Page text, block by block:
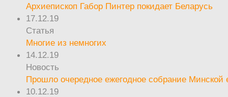
Архиепископ Габор Пинтер покидает Беларусь
17.12.19
Статья
Многие из немногих
14.12.19
Новость
Прошло очередное ежегодное собрание
10.12.19